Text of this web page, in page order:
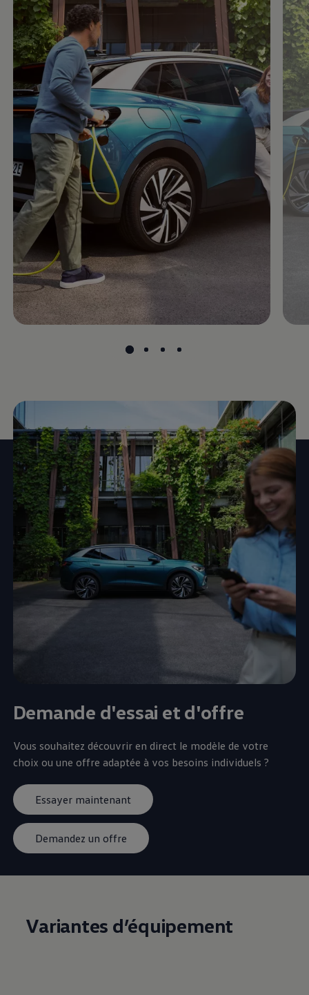
Demande d'essai et d'offre
Vous souhaitez découvrir en direct le modèle de votre
choix ou une offre adaptée à vos besoins individuels ?
Essayer maintenant
Demandez un offre
Variantes d’équipement